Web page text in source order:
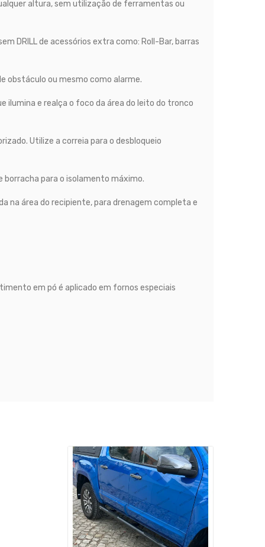
altura, sem utilização de ferramentas ou
DRILL de acessórios extra como: Roll-Bar, barras
obstáculo ou mesmo como alarme.
ilumina e realça o foco da área do leito do tronco
Utilize a correia para o desbloqueio
borracha para o isolamento máximo.
na área do recipiente, para drenagem completa e
em pó é aplicado em fornos especiais